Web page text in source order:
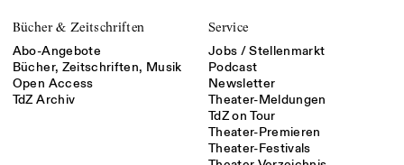
Bücher & Zeitschriften
Abo-Angebote
Bücher, Zeitschriften, Musik
Open Access
TdZ Archiv
Service
Jobs / Stellenmarkt
Podcast
Newsletter
Theater-Meldungen
TdZ on Tour
Theater-Premieren
Theater-Festivals